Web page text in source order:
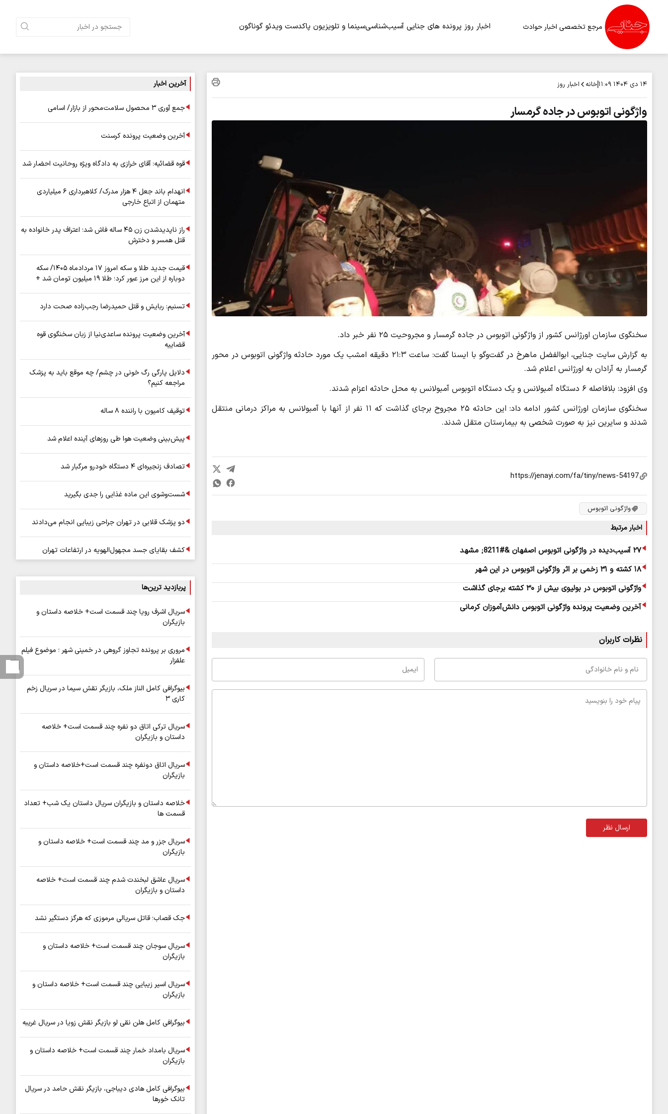
مرجع تخصصی اخبار حوادث اخبار روز پرونده های جنایی آسیب‌شناسیسینما و تلویزیون پاکدست ویدئو گوناگون
۱۴ دی ۱۴۰۴ ۱۱:۰۹ خانه اخبار روز
واژگونی اتوبوس در جاده گرمسار
سخنگوی سازمان اورژانس کشور از واژگونی اتوبوس در جاده گرمسار و مجروحیت ۲۵ نفر خبر داد.
به گزارش سایت جنایی، ابوالفضل ماهرخ در گفت‌وگو با ایسنا گفت: ساعت ۲۱:۳ دقیقه امشب یک مورد حادثه واژگونی اتوبوس در محور
گرمسار به آرادان به اورژانس اعلام شد.
وی افزود: بلافاصله ۶ دستگاه آمبولانس و یک دستگاه اتوبوس آمبولانس به محل حادثه اعزام شدند.
سخنگوی سازمان اورژانس کشور ادامه داد: این حادثه ۲۵ مجروح برجای گذاشت که ۱۱ نفر از آنها با آمبولانس به مراکز درمانی منتقل
شدند و سایرین نیز به صورت شخصی به بیمارستان متقل شدند.
واژگونی اتوبوس
اخبار مرتبط
۲۷ آسیب‌دیده در واژگونی اتوبوس اصفهان &#8211; مشهد
۱۸ کشته و ۳۱ زخمی بر اثر واژگونی اتوبوس در این شهر
واژگونی اتوبوس در بولیوی بیش از ۳۰ کشته برجای گذاشت
آخرین وضعیت پرونده واژگونی اتوبوس دانش‌آموزان کرمانی
نظرات کاربران
ارسال نظر
آخرین اخبار
جمع آوری ۳ محصول سلامت‌محور از بازار/ اسامی
آخرین وضعیت پرونده کرسنت
قوه قضائیه: آقای خرازی به دادگاه ویژه روحانیت احضار شد
انهدام باند جعل ۴ هزار مدرک/ کلاهبرداری ۶ میلیاردی
متهمان از اتباع خارجی
راز ناپدیدشدن زن ۴۵ ساله فاش شد؛ اعتراف پدر خانواده به
قتل همسر و دخترش
قیمت جدید طلا و سکه امروز ۱۷ مردادماه ۱۴۰۵/ سکه
دوباره از این مرز عبور کرد؛ طلا ۱۹ میلیون تومان شد +
تسنیم: ربایش و قتل حمیدرضا رجب‌زاده صحت دارد
آخرین وضعیت پرونده ساعدی‌نیا از زبان سخنگوی قوه
قضاییه
دلایل پارگی رگ خونی در چشم/ چه موقع باید به پزشک
مراجعه کنیم؟
توقیف کامیون با راننده ۸ ساله
پیش‌بینی وضعیت هوا طی روزهای آینده اعلام شد
تصادف زنجیره‌ای ۴ دستگاه خودرو مرگبار شد
شست‌وشوی این ماده غذایی را جدی بگیرید
دو پزشک قلابی در تهران جراحی زیبایی انجام می‌دادند
کشف بقایای جسد مجهول‌الهویه در ارتفاعات تهران
پربازدید ترین‌ها
سریال اشرف رویا چند قسمت است+ خلاصه داستان و
بازیگران
مروری بر پرونده تجاوز گروهی در خمینی شهر ؛ موضوع فیلم
علفزار
بیوگرافی کامل الناز ملک، بازیگر نقش سیما در سریال زخم
کاری ۳
سریال ترکی اتاق دو نفره چند قسمت است+ خلاصه
داستان و بازیگران
سریال اتاق دونفره چند قسمت است+خلاصه داستان و
بازیگران
خلاصه داستان و بازیگران سریال داستان یک شب+ تعداد
قسمت ها
سریال جزر و مد چند قسمت است+ خلاصه داستان و
بازیگران
سریال عاشق لبخندت شدم چند قسمت است+ خلاصه
داستان و بازیگران
جک قصاب؛ قاتل سریالی مرموزی که هرگز دستگیر نشد
سریال سوجان چند قسمت است+ خلاصه داستان و
بازیگران
سریال اسیر زیبایی چند قسمت است+ خلاصه داستان و
بازیگران
بیوگرافی کامل هلن نقی لو بازیگر نقش زویا در سریال غریبه
سریال بامداد خمار چند قسمت است+ خلاصه داستان و
بازیگران
بیوگرافی کامل هادی دیباجی، بازیگر نقش حامد در سریال
تانک خورها